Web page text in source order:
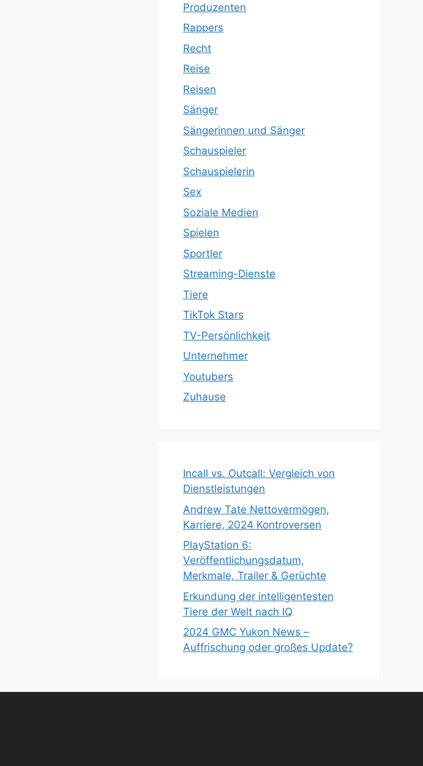
Produzenten
Rappers
Recht
Reise
Reisen
Sänger
Sängerinnen und Sänger
Schauspieler
Schauspielerin
Sex
Soziale Medien
Spielen
Sportler
Streaming-Dienste
Tiere
TikTok Stars
TV-Persönlichkeit
Unternehmer
Youtubers
Zuhause
Incall vs. Outcall: Vergleich von
Dienstleistungen
Andrew Tate Nettovermögen,
Karriere, 2024 Kontroversen
PlayStation 6:
Veröffentlichungsdatum,
Merkmale, Trailer & Gerüchte
Erkundung der intelligentesten
Tiere der Welt nach IQ
2024 GMC Yukon News –
Auffrischung oder großes Update?